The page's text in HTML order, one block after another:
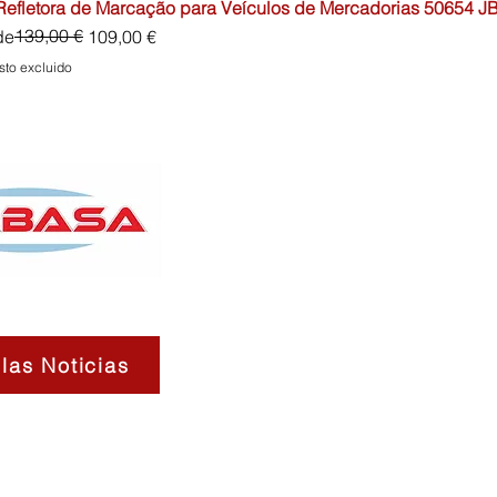
de Marcação para Veículos de Mercadorias 50654
139,00 € 109,00 €
de oferta
excluido
Noticias